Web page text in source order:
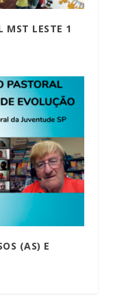
MST LESTE 1
(AS) E